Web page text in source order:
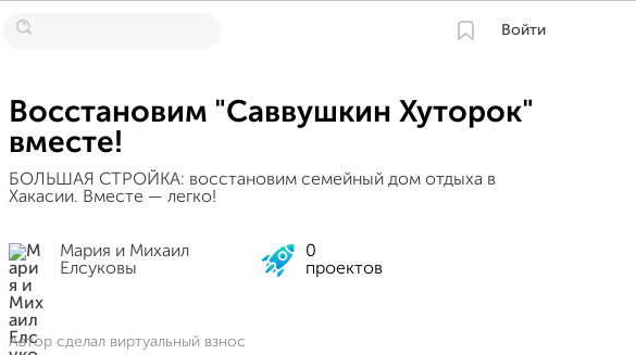
Войти
Восстановим "Саввушкин Хуторок"
вместе!
БОЛЬШАЯ СТРОЙКА: восстановим семейный дом отдыха в
Хакасии. Вместе — легко!
Мария и Михаил
Елсуковы
0
проектов
Автор сделал виртуальный взнос